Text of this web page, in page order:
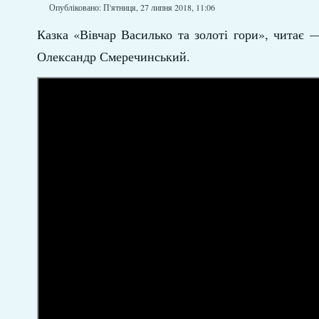
Опубліковано: П'ятниця, 27 липня 2018, 11:06
Казка «Вівчар Василько та золоті гори», читає
Олександр Смеречинський.